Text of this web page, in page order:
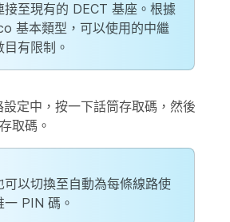
接至現有的 DECT 基座。根據
基本類型，可以使用的中繼
目有限制。
定中，按一下話筒存取碼 ，然後
取碼。
可以切換至自動為每條線路使
一 PIN 碼。